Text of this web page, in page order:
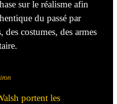
sur le réalisme afin
du passé par
des costumes, des armes
portent les